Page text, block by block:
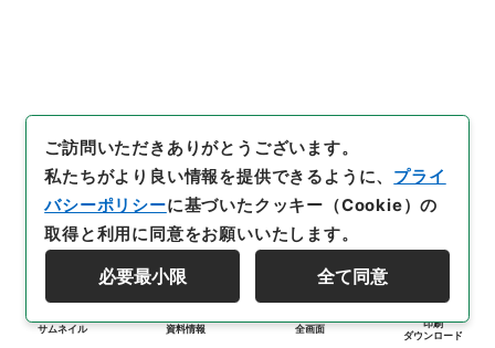
サムネイル 資料情報 全画面
印刷
ダウンロード
ご訪問いただきありがとうございます。
私たちがより良い情報を提供できるように、 プライ
バシーポリシーに基づいたクッキー（Cookie）の
取得と利用に同意をお願いいたします。
必要最小限 全て同意